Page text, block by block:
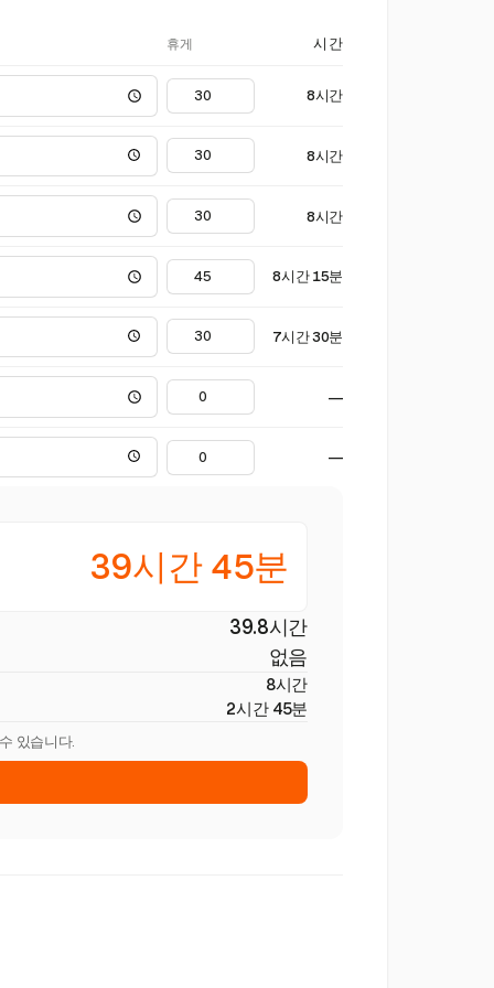
휴게 시간
8시간
8시간
8시간
8시간 15분
7시간 30분
—
—
39시간 45분
39.8시간
없음
8시간
2시간 45분
있습니다.